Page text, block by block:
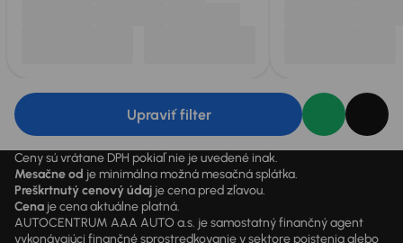
Upraviť filter
Ceny sú vrátane DPH pokiaľ nie je uvedené inak.
Mesačne od je minimálna možná mesačná splátka.
Preškrtnutý cenový údaj je cena pred zľavou.
Cena je cena aktuálne platná.
AUTOCENTRUM AAA AUTO a.s. je samostatný finančný agent
vykonávajúci finančné sprostredkovanie v sektore poistenia alebo